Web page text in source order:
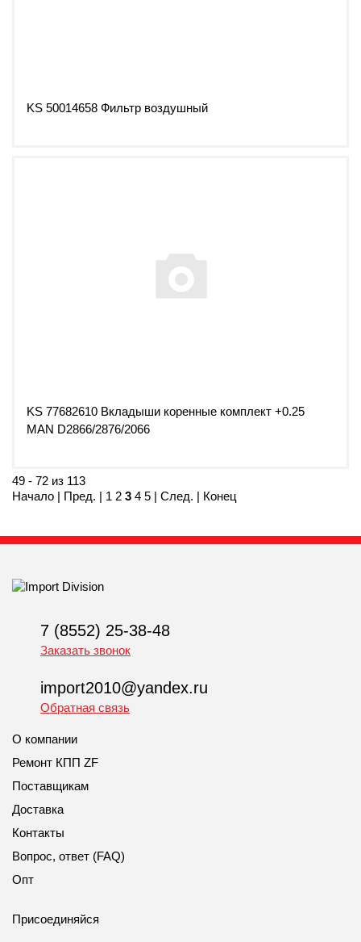
KS 50014658 Фильтр воздушный
KS 77682610 Вкладыши коренные комплект +0.25
MAN D2866/2876/2066
49 - 72 из 113
Начало | Пред. | 1 2 3 4 5 | След. | Конец
7 (8552) 25-38-48
Заказать звонок
import2010@yandex.ru
Обратная связь
О компании
Ремонт КПП ZF
Поставщикам
Доставка
Контакты
Вопрос, ответ (FAQ)
Опт
Присоединяйся